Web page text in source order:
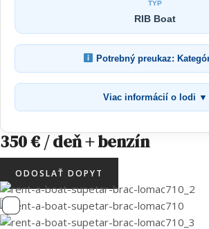
TYP
RIB Boat
Potrebný preukaz:
Viac informácií o lodi ▼
350 € / deň + benzín
ODOSLAŤ DOPYT